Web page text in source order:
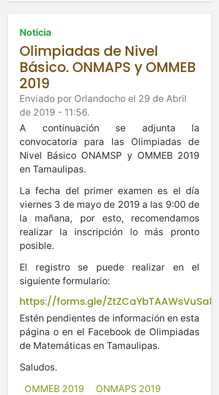
Noticia
Olimpiadas de Nivel
Básico. ONMAPS y OMMEB
2019
Enviado por Orlandocho el 29 de Abril
de 2019 - 11:56.
A continuación se adjunta la
convocatoria para las Olimpiadas de
Nivel Básico ONAMSP y OMMEB 2019
en Tamaulipas.
La fecha del primer examen es el día
viernes 3 de mayo de 2019 a las 9:00 de
la mañana, por esto, recomendamos
realizar la inscripción lo más pronto
posible.
El registro se puede realizar en el
siguiente formulario:
https://forms.gle/ZtZCaYbTAAWsVuSa8
Estén pendientes de información en esta
página o en el Facebook de Olimpiadas
de Matemáticas en Tamaulipas.
Saludos.
OMMEB 2019
ONMAPS 2019